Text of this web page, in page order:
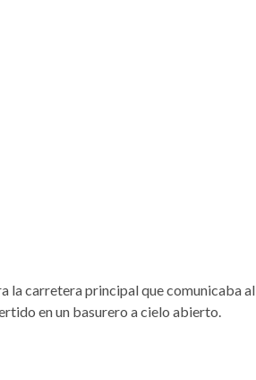
la carretera principal que comunicaba al
en un basurero a cielo abierto.